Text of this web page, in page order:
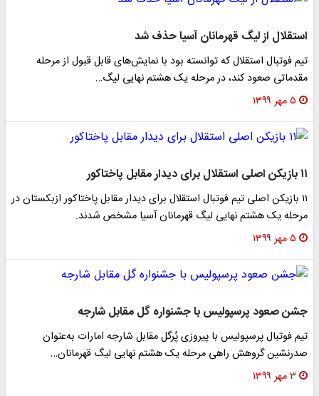
استقلال از لیگ قهرمانان آسیا حذف شد
تیم فوتبال استقلال که توانسته بود با نمایش‌های قابل قبول از مرحله
مقدماتی صعود کند، در مرحله یک هشتم نهایی لیگ…
۵ مهر ۱۳۹۹
۱۱ بازیکن اصلی استقلال برای دیدار مقابل پاختاکور
۱۱ بازیکن اصلی تیم فوتبال استقلال برای دیدار مقابل پاختاکور ازبکستان در
مرحله یک هشتم نهایی لیگ قهرمانان آسیا مشخص شدند.
۵ مهر ۱۳۹۹
جشن صعود پرسپولیس با جشنواره گل مقابل شارجه
تیم فوتبال پرسپولیس با پیروزی پُرگل مقابل شارجه امارات به‌عنوان
صدرنشین گروهش راهی مرحله یک هشتم نهایی لیگ قهرمانان…
۳ مهر ۱۳۹۹